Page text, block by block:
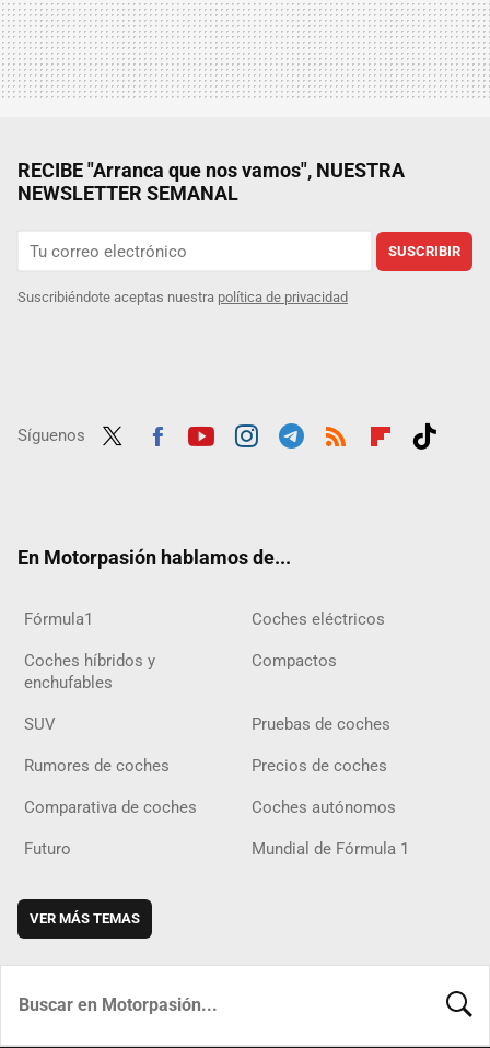
RECIBE "Arranca que nos vamos", NUESTRA
NEWSLETTER SEMANAL
SUSCRIBIR
Suscribiéndote aceptas nuestra política de privacidad
Síguenos
En Motorpasión hablamos de...
Fórmula1 Coches eléctricos
Coches híbridos y
enchufables
Compactos
SUV Pruebas de coches
Rumores de coches Precios de coches
Comparativa de coches Coches autónomos
Futuro Mundial de Fórmula 1
VER MÁS TEMAS